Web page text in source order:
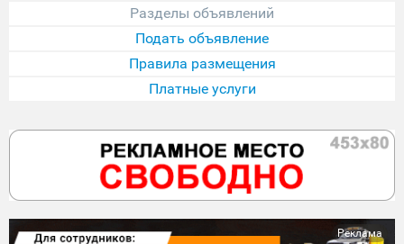
Разделы объявлений
Подать объявление
Правила размещения
Платные услуги
Реклама